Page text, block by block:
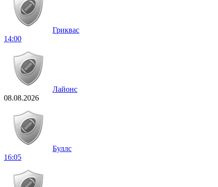
Гриквас
14:00
Лайонс
08.08.2026
Буллс
16:05